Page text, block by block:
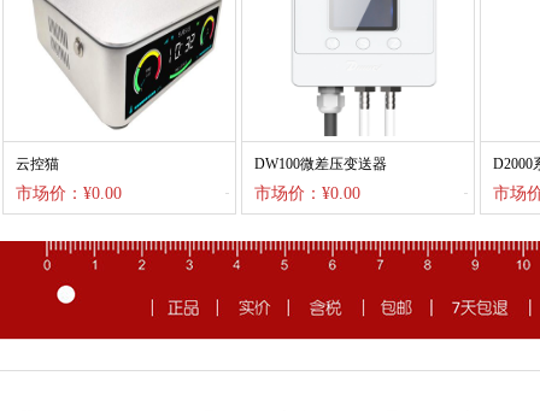
云控猫
市场价：¥0.00
DW100微差压变送器
市场价：¥0.00
D2000
市场